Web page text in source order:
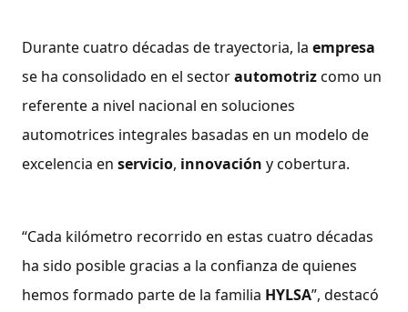
Durante cuatro décadas de trayectoria, la empresa
se ha consolidado en el sectorautomotrizcomo un
referente a nivel nacional en soluciones
automotrices integrales basadas en un modelo de
excelencia en servicio, innovación y cobertura.
“Cada kilómetro recorrido en estas cuatro décadas
ha sido posible gracias a la confianza de quienes
hemos formado parte de la familia HYLSA”, destacó